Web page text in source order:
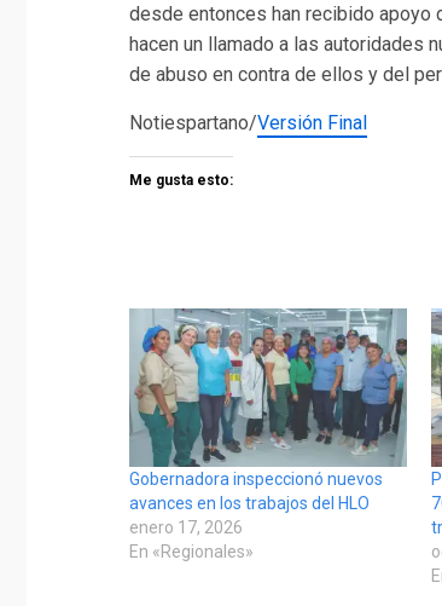
desde entonces han recibido apoyo
hacen un llamado a las autoridades
de abuso en contra de ellos y del
Notiespartano/Versión Final
Me gusta esto:
Gobernadora inspeccionó nuevos
avances en los trabajos del HLO
enero 17, 2026
En «Regionales»